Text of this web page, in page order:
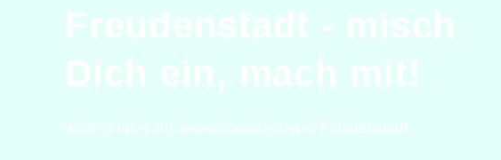
Freudenstadt - misch
Dich ein, mach mit!
weitere Infos zur Jugendbeteiligung in Freudenstadt